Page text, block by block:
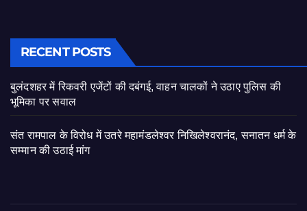
RECENT POSTS
बुलंदशहर में रिकवरी एजेंटों की दबंगई, वाहन चालकों ने उठाए पुलिस की
भूमिका पर सवाल
संत रामपाल के विरोध में उतरे महामंडलेश्वर निखिलेश्वरानंद, सनातन धर्म के
सम्मान की उठाई मांग